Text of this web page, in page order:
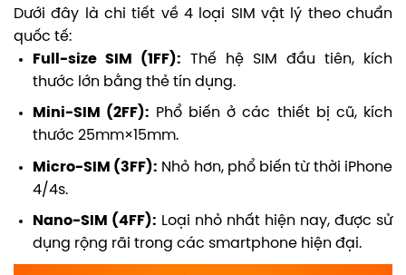
Dưới đây là chi tiết về 4 loại SIM vật lý theo chuẩn
quốc tế:
Full-size SIM (1FF): Thế hệ SIM đầu tiên, kích
thước lớn bằng thẻ tín dụng.
Mini-SIM (2FF): Phổ biến ở các thiết bị cũ, kích
thước 25mm×15mm.
Micro-SIM (3FF): Nhỏ hơn, phổ biến từ thời iPhone
4/4s.
Nano-SIM (4FF): Loại nhỏ nhất hiện nay, được sử
dụng rộng rãi trong các smartphone hiện đại.